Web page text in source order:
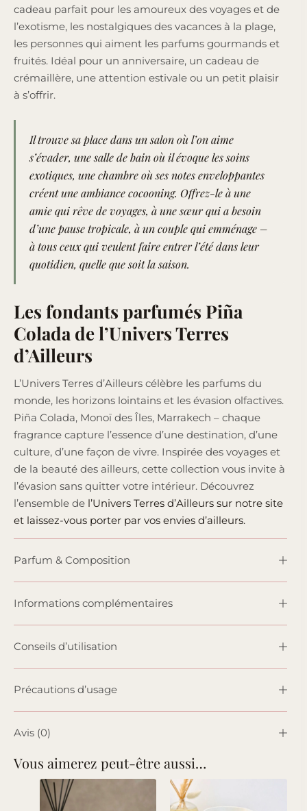
cadeau parfait pour les amoureux des voyages et de
l’exotisme, les nostalgiques des vacances à la plage,
les personnes qui aiment les parfums gourmands et
fruités. Idéal pour un anniversaire, un cadeau de
crémaillère, une attention estivale ou un petit plaisir
à s’offrir.
Il trouve sa place dans un salon où l’on aime
s’évader, une salle de bain où il évoque les soins
exotiques, une chambre où ses notes enveloppantes
créent une ambiance cocooning. Offrez-le à une
amie qui rêve de voyages, à une sœur qui a besoin
d’une pause tropicale, à un couple qui emménage –
à tous ceux qui veulent faire entrer l’été dans leur
quotidien, quelle que soit la saison.
Les fondants parfumés Piña
Colada de l’Univers Terres
d’Ailleurs
L’Univers Terres d’Ailleurs célèbre les parfums du
monde, les horizons lointains et les évasion olfactives.
Piña Colada, Monoï des Îles, Marrakech – chaque
fragrance capture l’essence d’une destination, d’une
culture, d’une façon de vivre. Inspirée des voyages et
de la beauté des ailleurs, cette collection vous invite à
l’évasion sans quitter votre intérieur. Découvrez
l’ensemble de l’Univers Terres d’Ailleurs sur notre site
et laissez-vous porter par vos envies d’ailleurs.
Parfum & Composition
Informations complémentaires
Conseils d’utilisation
Précautions d’usage
Avis (0)
Vous aimerez peut-être aussi…